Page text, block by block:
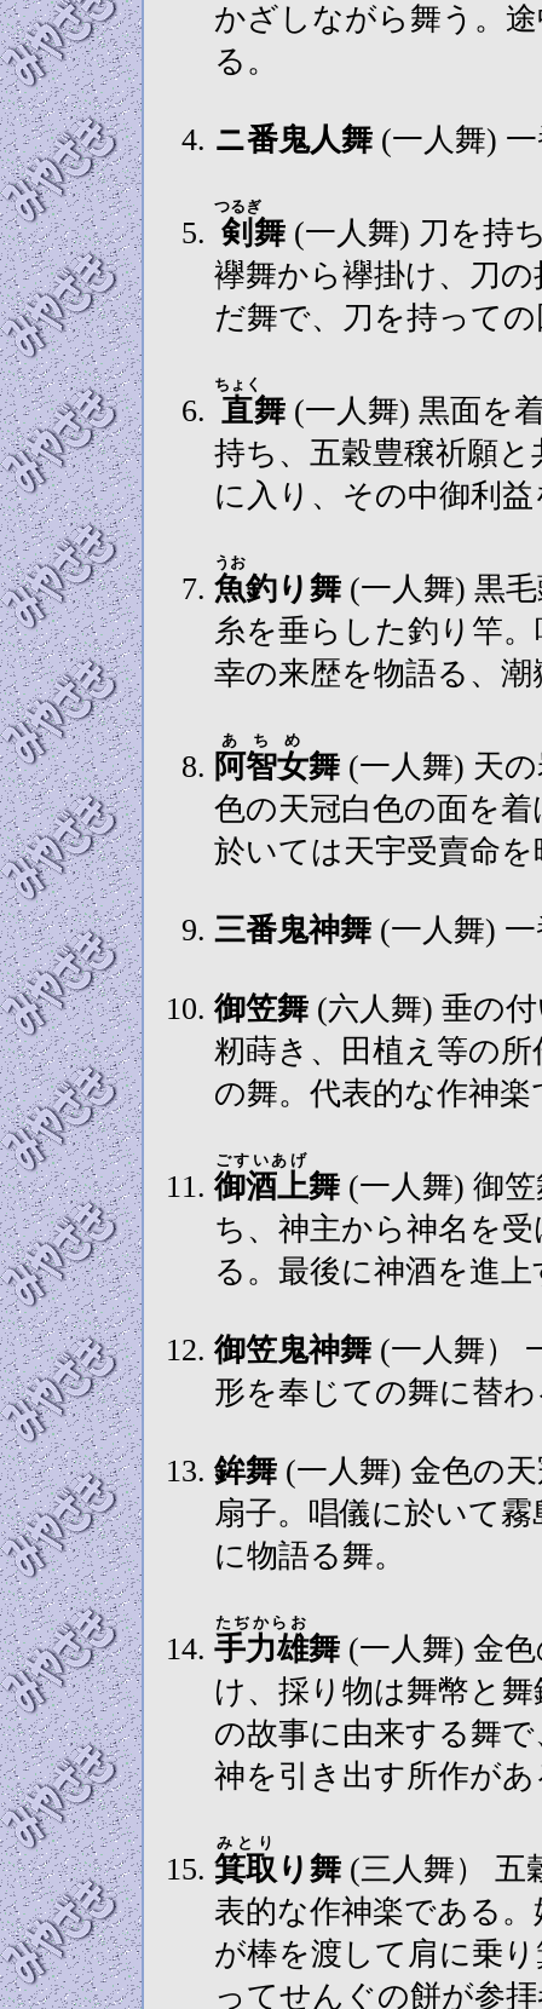
かざしながら舞う。
る。
ニ番鬼人舞 (一人舞)
剣
つるぎ
舞(一人舞) 刀を持ち舞う勇壮な舞で修験色に富む舞。
襷舞から襷掛け、刀
だ舞で、刀を持って
直
ちょく
舞(一人舞) 黒面を着け陰陽を表すをスリコギと擂鉢を
持ち、五穀豊穣祈願
に入り、その中御利
魚
うお
釣り舞(一人舞) 黒毛頭白色の面を着け、採り物は釣り
糸を垂らした釣り竿
幸の来歴を物語る、
阿智女
あちめ
舞(一人舞) 天の岩屋戸の故事に由来する舞で、金
色の天冠白色の面を
於いては天宇受賣命
三番鬼神舞 (一人舞)
御笠舞(六人舞) 垂の付いた白笠を被り、採り物は扇子。
籾蒔き、田植え等の
の舞。代表的な作神
御酒上
ごすいあげ
舞(一人舞) 御笠舞の一人が残り舞鈴と舞幣を蒋
ち、神主から神名を
る。最後に神酒を進
御笠鬼神舞(一人舞） 一番鬼神に同じ。但し途中から鏡
形を奉じての舞に替
鉾舞(一人舞) 金色の天冠鉾舞の面を着け、採り物は鉾と
扇子。唱儀に於いて
に物語る舞。
手力雄
たぢからお
舞(一人舞) 金色の天冠赤黒色の立髭付きの面を着
け、採り物は舞幣と
の故事に由来する舞
神を引き出す所作が
箕取
みとり
り舞(三人舞） 五
表的な作神楽である
が棒を渡して肩に乗
ってせんぐの餅が参